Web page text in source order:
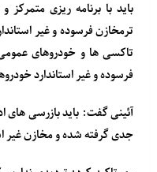
باید با برنامه ریزی
ترمخازن فرسوده و غیر
تاکسی ها و خودروهای
فرسوده و غیر استاندارد
جدی گرفته شده و مخازن غیر